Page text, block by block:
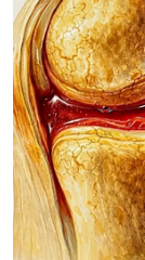
Undang
termasuk
serta